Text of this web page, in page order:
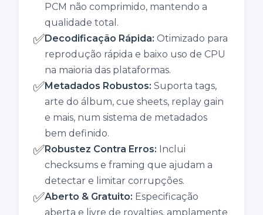
PCM não comprimido, mantendo a
qualidade total.
✅Decodificação Rápida: Otimizado para
reprodução rápida e baixo uso de CPU
na maioria das plataformas.
✅Metadados Robustos: Suporta tags,
arte do álbum, cue sheets, replay gain
e mais, num sistema de metadados
bem definido.
✅Robustez Contra Erros: Inclui
checksums e framing que ajudam a
detectar e limitar corrupções.
✅Aberto & Gratuito: Especificação
aberta e livre de royalties, amplamente